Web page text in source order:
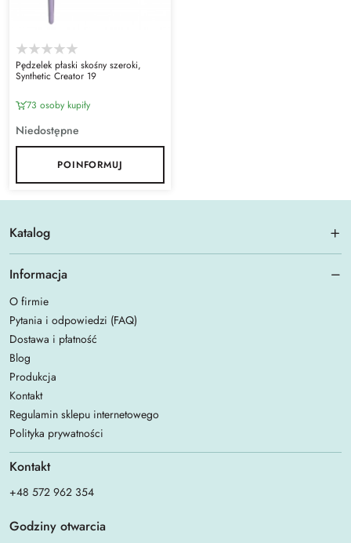
Pędzelek płaski skośny szeroki,
Synthetic Creator 19
73 osoby kupiły
Niedostępne
POINFORMUJ
Katalog
Informacja
O firmie
Pytania i odpowiedzi (FAQ)
Dostawa i płatność
Blog
Produkcja
Kontakt
Regulamin sklepu internetowego
Polityka prywatności
Kontakt
+48 572 962 354
Godziny otwarcia